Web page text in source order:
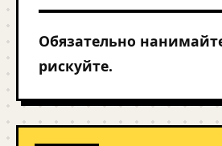
Обязательно
рискуйте.